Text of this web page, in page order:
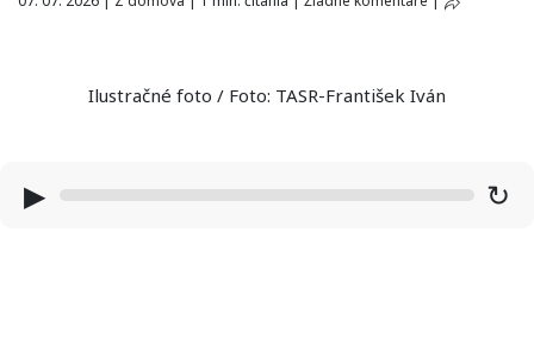
Ilustračné foto / Foto: TASR-František Iván
▶ ↻